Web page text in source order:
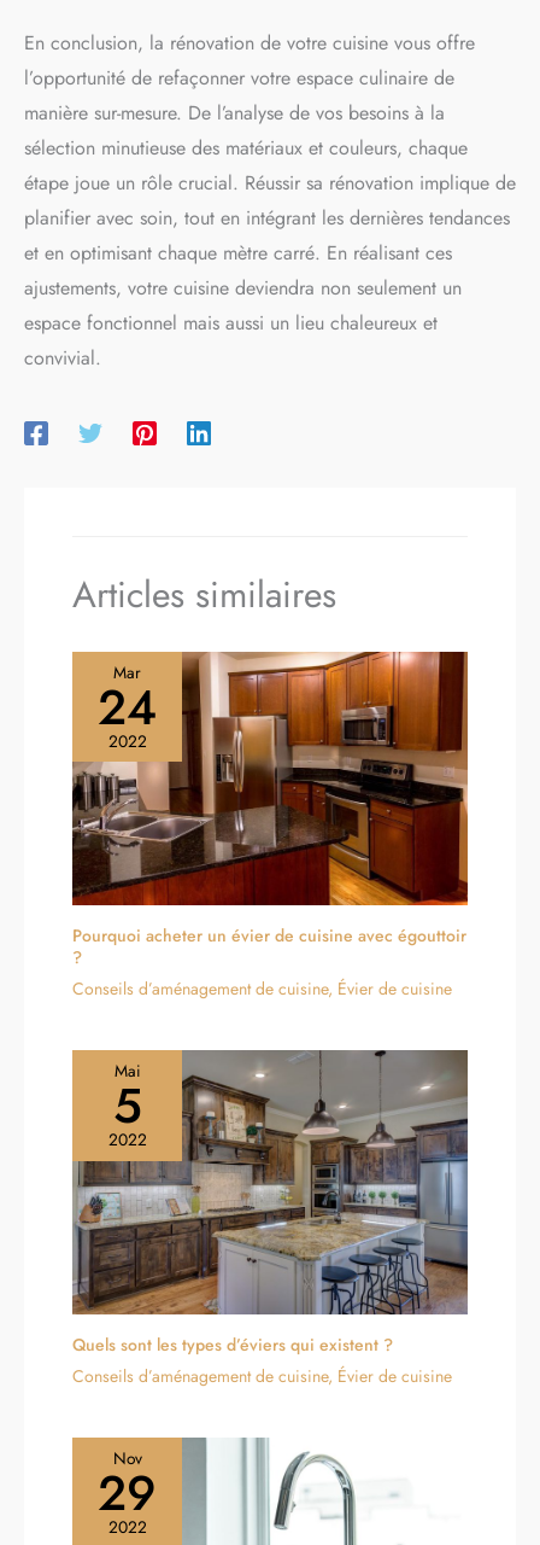
En conclusion, la rénovation de votre cuisine vous offre
l’opportunité de refaçonner votre espace culinaire de
manière sur-mesure. De l’analyse de vos besoins à la
sélection minutieuse des matériaux et couleurs, chaque
étape joue un rôle crucial. Réussir sa rénovation implique de
planifier avec soin, tout en intégrant les dernières tendances
et en optimisant chaque mètre carré. En réalisant ces
ajustements, votre cuisine deviendra non seulement un
espace fonctionnel mais aussi un lieu chaleureux et
convivial.
Articles similaires
Mar
24
2022
Pourquoi acheter un évier de cuisine avec égouttoir
?
Conseils d’aménagement de cuisine, Évier de cuisine
Mai
5
2022
Quels sont les types d’éviers qui existent ?
Conseils d’aménagement de cuisine, Évier de cuisine
Nov
29
2022